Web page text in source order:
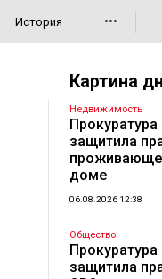
История •••
Картина
Недвижимость
защитила
доме
06.08.2026 12:38
Общество
защитила